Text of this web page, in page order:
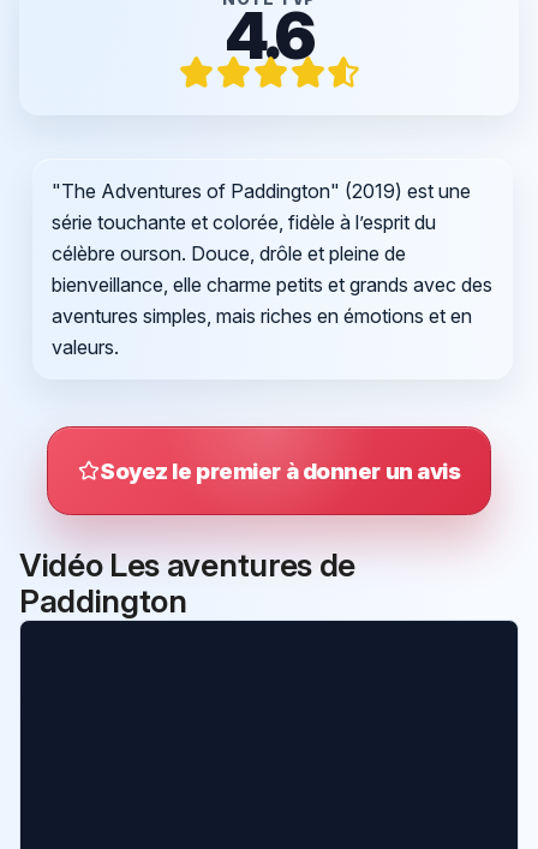
4.6
"The Adventures of Paddington" (2019) est une
série touchante et colorée, fidèle à l’esprit du
célèbre ourson. Douce, drôle et pleine de
bienveillance, elle charme petits et grands avec des
aventures simples, mais riches en émotions et en
valeurs.
Soyez le premier à donner un avis
Vidéo Les aventures de
Paddington